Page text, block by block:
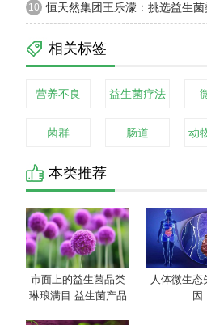
10 恒天然集团王乐濛：挑选益生菌
需注意三个方面
相关标签
营养不良 益生菌疗法
菌群 肠道 动
本类推荐
市面上的益生菌品类
琳琅满目 益生菌产品
人体微生态
因